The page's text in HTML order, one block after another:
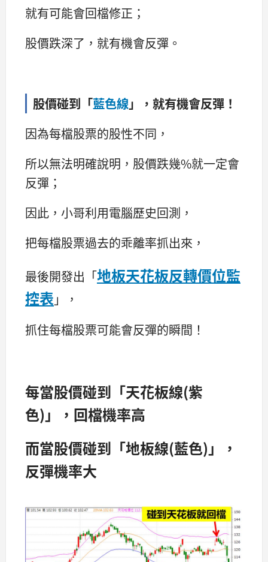
就有可能會回檔修正；
股價跌深了，就有機會反彈。
股價碰到「藍色線」，就有機會反彈！
因為每檔股票的股性不同，
所以無法明確說明，股價跌幾%就一定會
反彈；
因此，小哥利用電腦歷史回測，
把每檔股票過去的乖離率抓出來，
最後開發出「地板天花板反轉價位監
控表 」，
抓住每檔股票可能會反彈的瞬間！
每當股價碰到「天花板線(紫
色)」，回檔機率高
而當股價碰到「地板線(藍色)」，
反彈機率大